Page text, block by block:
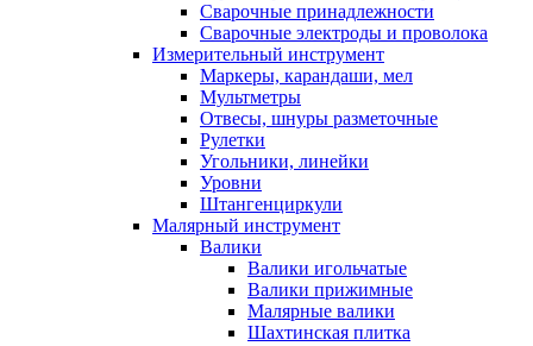
Сварочные принадлежности
Сварочные электроды и проволока
Измерительный инструмент
Маркеры, карандаши, мел
Мультметры
Отвесы, шнуры разметочные
Рулетки
Угольники, линейки
Уровни
Штангенциркули
Малярный инструмент
Валики
Валики игольчатые
Валики прижимные
Малярные валики
Шахтинская плитка